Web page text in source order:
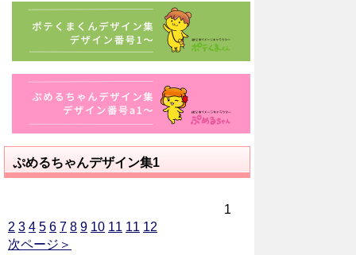
ぷめるちゃんデザイン集1
1
2 3 4 5 6 7 8 9 10 11 11 12
次ページ＞